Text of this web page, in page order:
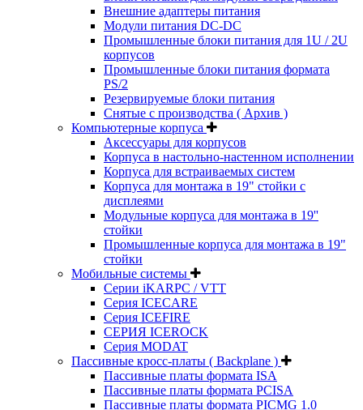
Внешние адаптеры питания
Модули питания DC-DC
Промышленные блоки питания для 1U / 2U
корпусов
Промышленные блоки питания формата
PS/2
Резервируемые блоки питания
Снятые с производства ( Архив )
Компьютерные корпуса
Аксессуары для корпусов
Корпуса в настольно-настенном исполнении
Корпуса для встраиваемых систем
Корпуса для монтажа в 19" стойки с
дисплеями
Модульные корпуса для монтажа в 19''
стойки
Промышленные корпуса для монтажа в 19"
стойки
Мобильные системы
Серии iKARPC / VTT
Серия ICECARE
Серия ICEFIRE
СЕРИЯ ICEROCK
Серия MODAT
Пассивные кросс-платы ( Backplane )
Пассивные платы формата ISA
Пассивные платы формата PCISA
Пассивные платы формата PICMG 1.0